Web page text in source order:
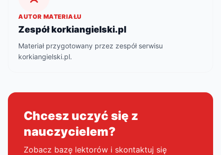
AUTOR MATERIAŁU
Zespół korkiangielski.pl
Materiał przygotowany przez zespół serwisu
korkiangielski.pl.
Chcesz uczyć się z
nauczycielem?
Zobacz bazę lektorów i skontaktuj się